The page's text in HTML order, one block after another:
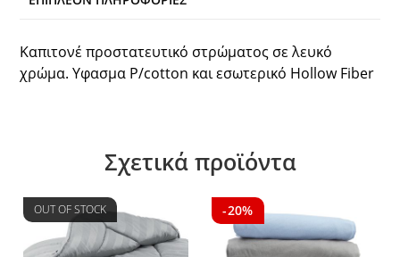
Καπιτονέ προστατευτικό στρώματος σε λευκό
χρώμα. Υφασμα P/cotton και εσωτερικό Hollow Fiber
Σχετικά προϊόντα
OUT OF STOCK -20%